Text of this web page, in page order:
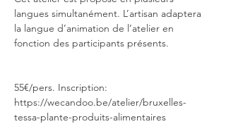
langues simultanément. L’artisan adaptera
la langue d’animation de l’atelier en
fonction des participants présents.
55€/pers. Inscription:
https://wecandoo.be/atelier/bruxelles-
tessa-plante-produits-alimentaires